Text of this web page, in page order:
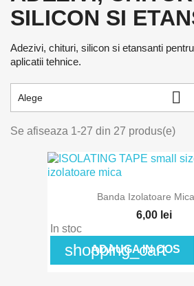
SILICON SI
Adezivi, chituri, silicon si etansanti
aplicatii tehnice.
Alege 
Se afiseaza 1-27 din 27 produs(e)
Banda Izolatoare
6,00 lei
In stoc
shopping_cart
ADAUGA IN COS